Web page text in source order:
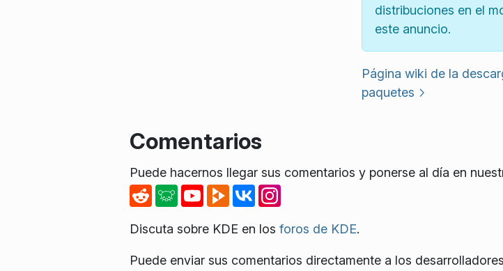
distribuciones en el
este anuncio.
Página wiki de la
paquetes
Comentarios
Puede hacernos llegar sus comentarios y ponerse al día en
Discuta sobre KDE en los foros de KDE.
Puede enviar sus comentarios directamente a los